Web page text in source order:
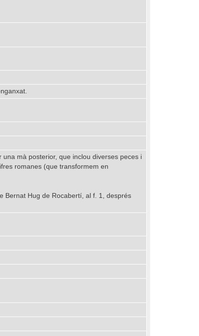
mà posterior, que inclou diverses peces i
romanes (que transformem en
Bernat Hug de Rocabertí, al f. 1, després